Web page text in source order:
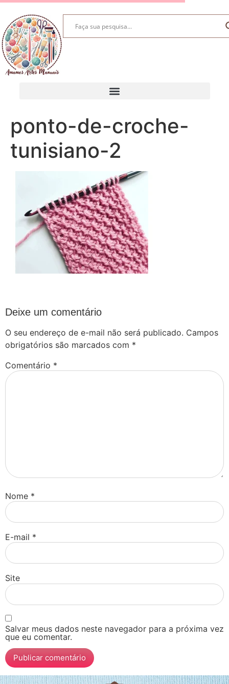
ponto-de-croche-
tunisiano-2
Deixe um comentário
O seu endereço de e-mail não será publicado. Campos
obrigatórios são marcados com *
Comentário *
Nome *
E-mail *
Site
Salvar meus dados neste navegador para a próxima vez
que eu comentar.